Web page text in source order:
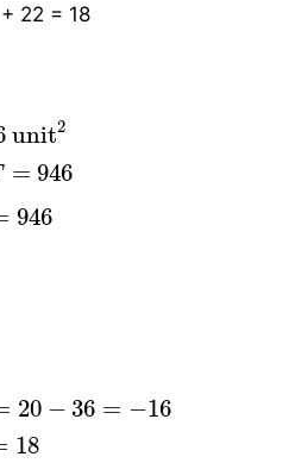
22 = 18
unit2
= 946
946
20 − 36 = −16
18
unit2